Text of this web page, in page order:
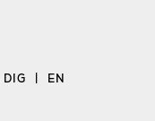
DIG EN